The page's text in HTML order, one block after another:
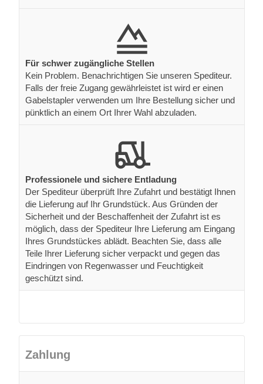
Für schwer zugängliche Stellen
Kein Problem. Benachrichtigen Sie unseren Spediteur.
Falls der freie Zugang gewährleistet ist wird er einen
Gabelstapler verwenden um Ihre Bestellung sicher und
pünktlich an einem Ort Ihrer Wahl abzuladen.
Professionele und sichere Entladung
Der Spediteur überprüft Ihre Zufahrt und bestätigt Ihnen
die Lieferung auf Ihr Grundstück. Aus Gründen der
Sicherheit und der Beschaffenheit der Zufahrt ist es
möglich, dass der Spediteur Ihre Lieferung am Eingang
Ihres Grundstückes ablädt. Beachten Sie, dass alle
Teile Ihrer Lieferung sicher verpackt und gegen das
Eindringen von Regenwasser und Feuchtigkeit
geschützt sind.
Zahlung